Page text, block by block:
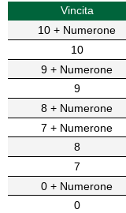
Vincita
10 + Numerone
10
9 + Numerone
9
8 + Numerone
7 + Numerone
8
7
0 + Numerone
0